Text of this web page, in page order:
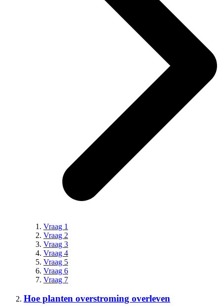
Vraag 1
Vraag 2
Vraag 3
Vraag 4
Vraag 5
Vraag 6
Vraag 7
Hoe planten overstroming overleven